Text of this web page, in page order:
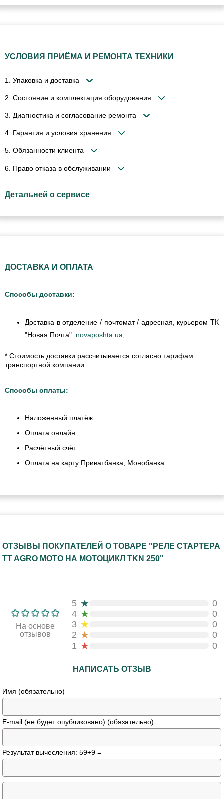
УСЛОВИЯ ПРИЁМА И РЕМОНТА ТЕХНИКИ
1. Упаковка и доставка
2. Состояние и комплектация оборудования
3. Диагностика и согласование ремонта
4. Гарантия и условия хранения
5. Обязанности клиента
6. Право отказа в обслуживании
Детальней о сервисе
ДОСТАВКА И ОПЛАТА
Способы доставки:
Доставка в отделение / почтомат / адресная, курьером ТК
"Новая Почта" novaposhta.ua;
* Стоимость доставки рассчитывается согласно тарифам
транспортной компании.
Способы оплаты:
Наложенный платёж
Оплата онлайн
Расчётный счёт
Оплата на карту Приватбанка, Монобанка
ОТЗЫВЫ ПОКУПАТЕЛЕЙ О ТОВАРЕ "РЕЛЕ СТАРТЕРА
TT AGRO MOTO НА МОТОЦИКЛ TKN 250"
На основе
отзывов
5 ★
0
4 ★
0
3 ★
0
2 ★
0
1 ★ 0
НАПИСАТЬ ОТЗЫВ
Имя (обязательно)
E-mail (не будет опубликовано) (обязательно)
Результат вычесления: 59+9 =